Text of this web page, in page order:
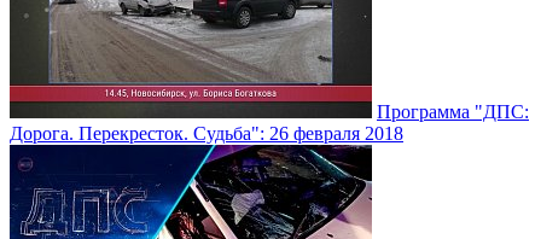
Программа "ДПС:
Дорога. Перекресток. Судьба": 26 февраля 2018